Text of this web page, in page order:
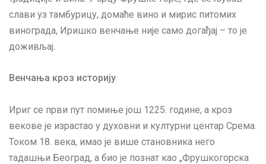
слави уз тамбурицу, домаће вино и мирис питомих
винограда, Иришко венчање није само догађај – то је
доживљај.
Венчања кроз историју
Ириг се први пут помиње још 1225. године, а кроз
векове је израстао у духовни и културни центар Срема.
Током 18. века, имао је више становника него
тадашњи Београд, а био је познат као „Фрушкогорска